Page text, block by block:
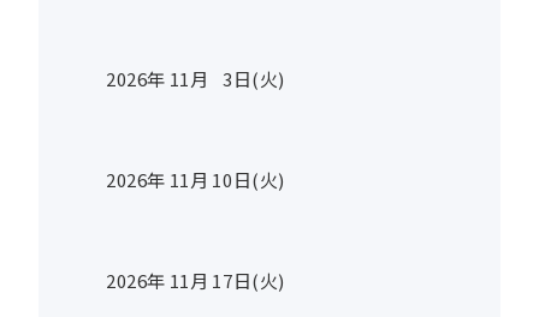
2026年 11月 3日(火)
2026年 11月 10日(火)
2026年 11月 17日(火)